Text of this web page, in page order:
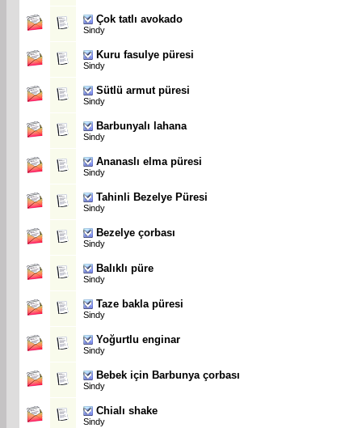
Çok tatlı avokado
Sindy
Kuru fasulye püresi
Sindy
Sütlü armut püresi
Sindy
Barbunyalı lahana
Sindy
Ananaslı elma püresi
Sindy
Tahinli Bezelye Püresi
Sindy
Bezelye çorbası
Sindy
Balıklı püre
Sindy
Taze bakla püresi
Sindy
Yoğurtlu enginar
Sindy
Bebek için Barbunya çorbası
Sindy
Chialı shake
Sindy